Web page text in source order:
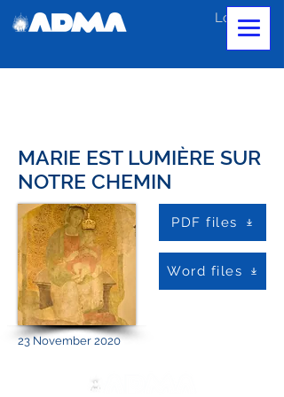
Log In
MARIE EST LUMIÈRE SUR
NOTRE CHEMIN
PDF files
Word files
23 November 2020